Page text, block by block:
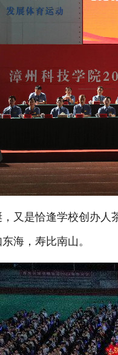
又是恰逢学校创办
海，寿比南山。